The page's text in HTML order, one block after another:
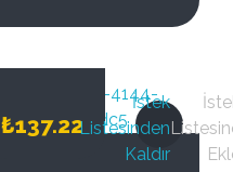
₺137.22
İstek
Listesinden
Kaldır